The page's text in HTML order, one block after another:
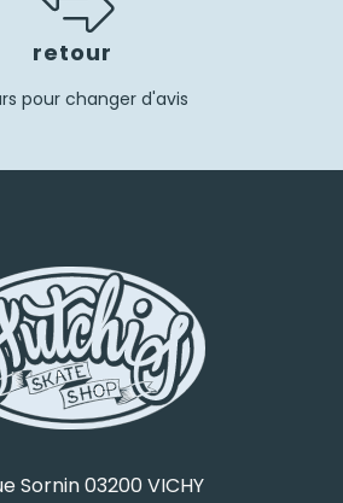
retour
pour changer d'avis
Sornin 03200 VICHY